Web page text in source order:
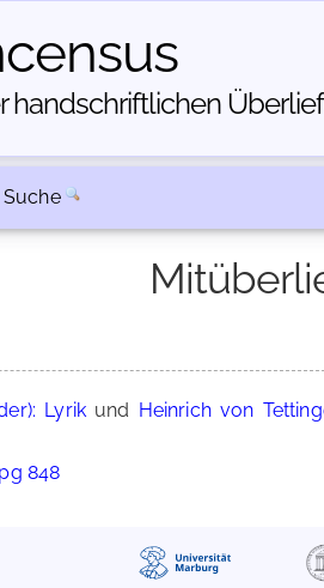
handschriftlichen
Suche
Lyrik und Heinrich von
848